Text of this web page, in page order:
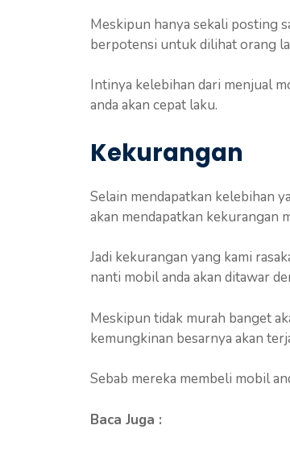
Meskipun hanya sekali posting
berpotensi untuk dilihat orang
Intinya kelebihan dari menjual
anda akan cepat laku.
Kekurangan
Selain mendapatkan kelebihan
akan mendapatkan kekurangan
Jadi kekurangan yang kami
nanti mobil anda akan ditawar
Meskipun tidak murah banget
kemungkinan besarnya akan
Sebab mereka membeli mobil
Baca Juga :